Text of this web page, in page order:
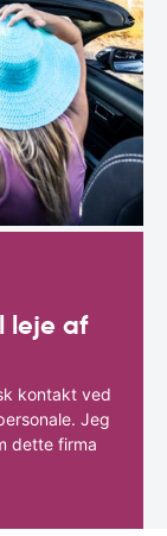
leje af
kontakt ved
Jeg
dette firma